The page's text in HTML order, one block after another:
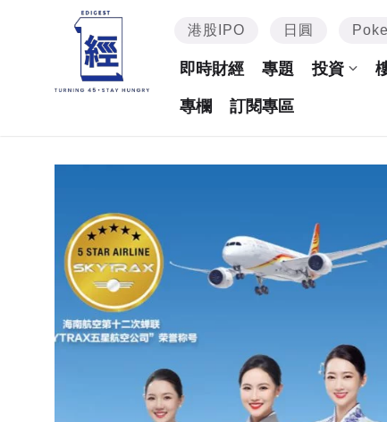
港股IPO 日圓
即時財經 專題 投資
專欄 訂閱專區